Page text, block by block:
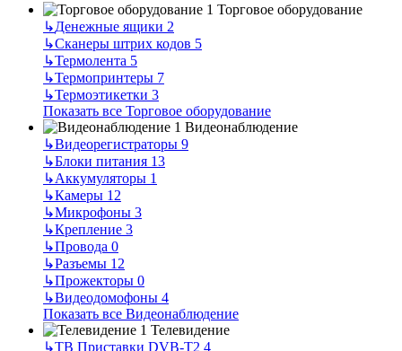
Торговое оборудование
↳Денежные ящики 2
↳Сканеры штрих кодов 5
↳Термолента 5
↳Термопринтеры 7
↳Термоэтикетки 3
Показать все Торговое оборудование
Видеонаблюдение
↳Видеорегистраторы 9
↳Блоки питания 13
↳Аккумуляторы 1
↳Камеры 12
↳Микрофоны 3
↳Крепление 3
↳Провода 0
↳Разъемы 12
↳Прожекторы 0
↳Видеодомофоны 4
Показать все Видеонаблюдение
Телевидение
↳ТВ Приставки DVB-T2 4